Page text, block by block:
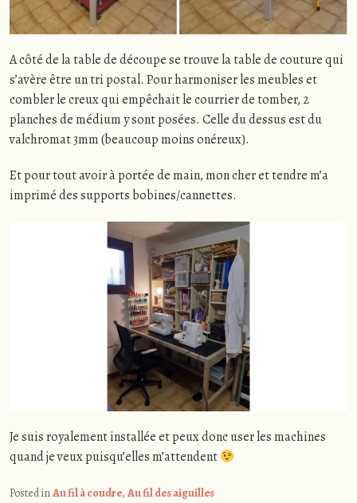
A côté de la table de découpe se trouve la table de couture qui
s’avère être un tri postal. Pour harmoniser les meubles et
combler le creux qui empêchait le courrier de tomber, 2
planches de médium y sont posées. Celle du dessus est du
valchromat 3mm (beaucoup moins onéreux).
Et pour tout avoir à portée de main, mon cher et tendre m’a
imprimé des supports bobines/cannettes.
Je suis royalement installée et peux donc user les machines
quand je veux puisqu’elles m’attendent
Posted inAu fil à coudre, Au fil des aiguilles